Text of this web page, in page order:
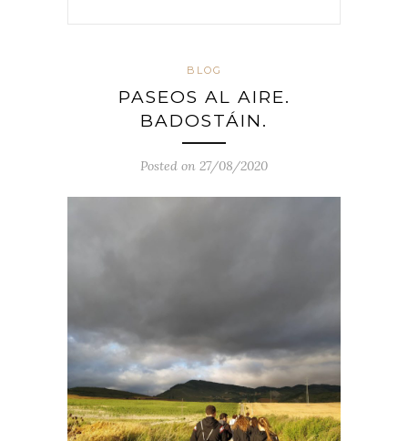
BLOG
PASEOS AL AIRE.
BADOSTÁIN.
Posted on 27/08/2020